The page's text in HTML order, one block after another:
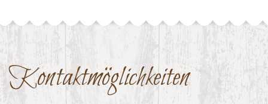
Kontaktmöglichkeiten